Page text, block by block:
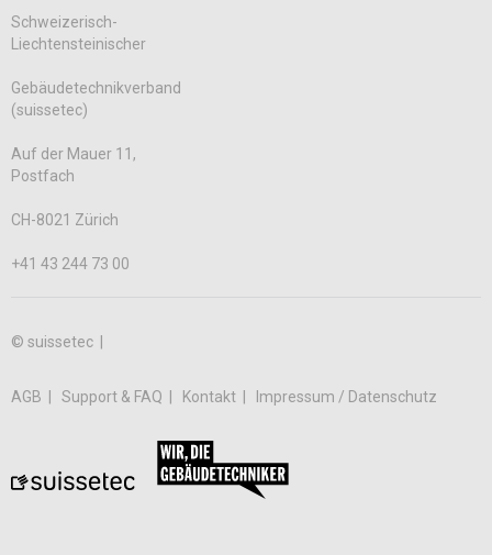
Schweizerisch-
Liechtensteinischer
Gebäudetechnikverband
(suissetec)
Auf der Mauer 11,
Postfach
CH-8021 Zürich
+41 43 244 73 00
© suissetec |
AGB Support & FAQ Kontakt Impressum / Datenschutz